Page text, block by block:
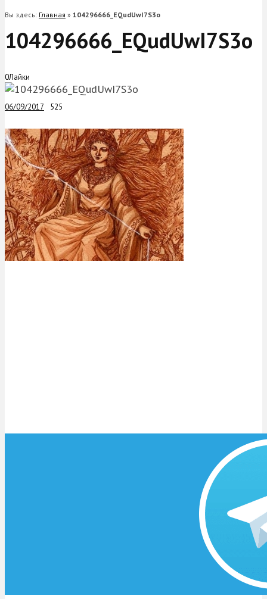
Вы здесь: Главная » 104296666_EQudUwI7S3o
104296666_EQudUwI7S3o
0Лайки
06/09/2017 525